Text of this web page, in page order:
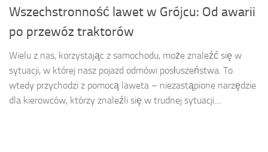
Wszechstronność lawet w Grójcu: Od awarii
po przewóz traktorów
Wielu z nas, korzystając z samochodu, może znaleźć się w
sytuacji, w której nasz pojazd odmówi posłuszeństwa. To
wtedy przychodzi z pomocą laweta – niezastąpione narzędzie
dla kierowców, którzy znaleźli się w trudnej sytuacji....